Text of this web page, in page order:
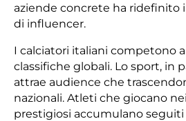
aziende concrete ha ridefinito
di influencer.
I calciatori italiani competono
classifiche globali. Lo sport, in
attrae audience che
nazionali. Atleti che giocano
prestigiosi accumulano